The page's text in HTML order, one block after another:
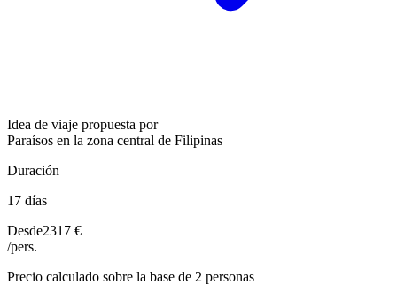
Idea de viaje propuesta por
Paraísos en la zona central de Filipinas
Duración
17 días
Desde2317 €
/pers.
Precio calculado sobre la base de 2 personas